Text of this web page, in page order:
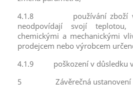
4.1.8 používání
neodpovídají svojí teplotou,
chemickými a mechanickými
prodejcem nebo výrobcem
4.1.9 poškození v důsledku
5 Závěrečná ustanovení